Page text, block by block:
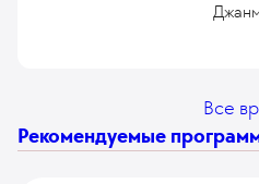
Все
Рекомендуемые